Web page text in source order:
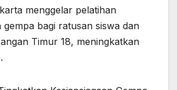
y
p
e
gr
s
s
e ar
e
menggelar pelatihan
gempa bagi ratusan siswa dan
Timur 18, meningkatkan